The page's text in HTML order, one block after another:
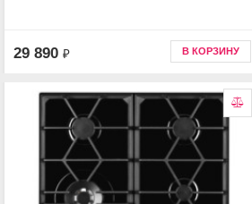
29 890 ₽ В КОРЗИНУ